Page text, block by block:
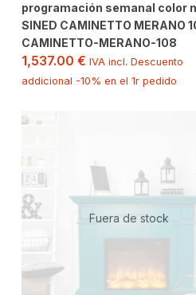
programación semanal color
SINED CAMINETTO MERANO
CAMINETTO-MERANO-108
1,537.00 € IVA incl. Descuento
addicional -10% en el 1r pedido
Fuera de stock